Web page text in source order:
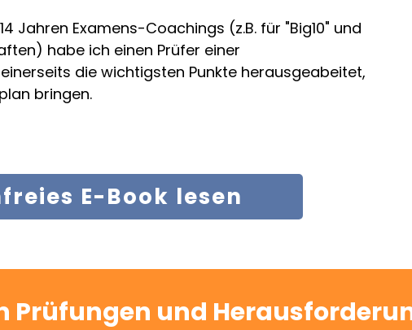
Jahren Examens-Coachings (z.B. für "Big10" und
habe ich einen Prüfer einer
die wichtigsten Punkte herausgeabeitet,
bringen.
E-Book lesen
Prüfungen und